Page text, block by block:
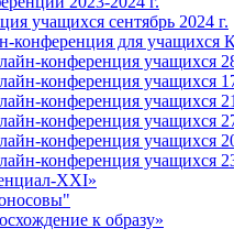
учащихся сентябрь 2024 г.
конференция для учащихся
конференция учащихся
конференция учащихся
конференция учащихся
конференция учащихся
конференция учащихся
конференция учащихся
XXI»
к образу»